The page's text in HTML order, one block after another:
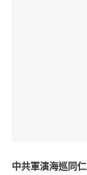
中共軍演海巡同